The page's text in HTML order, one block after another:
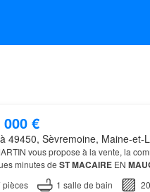
000 €
49450, Sèvremoine, Maine-et-
vous propose à la vente, la
minutes de STMACAIREEN
pièces 1 salle de bain